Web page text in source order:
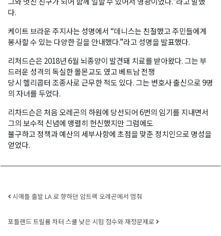
다.
케이트 브라운 주지사는 성명에서 “데니스는 친절했고 주민들에게
봉사할 수 있는 다양한 길을 안내했다.”라고 성명을 발표했다.
리처드슨은 2018년 6월 뇌종양이 발견돼 치료를 받아왔다. 그는 부
드러운 성격의 독실한 몰몬교도 였고 베트남 전쟁
당시 헬리콥터 조종사로 근무한 적도 있다. 그는 변호사 출신으로 9명
의 자녀를 두었다.
리차드슨은 처음 오레곤의 하원에 당선되어 6번의 임기를 지내면서
그의 보수적 신념에 맹렬히 헌신했지만 그럼에도
불구하고 정책과 예산의 세부사항에 초점을 맞춘 정치인으로 명성을
얻었다.
Post navigation
시애틀 출발 LA 로 향하던 암트랙 오레곤에서 멈춰
포틀랜드 트릴륨 차터 스쿨 낮은 시험 점수와 재정문제로